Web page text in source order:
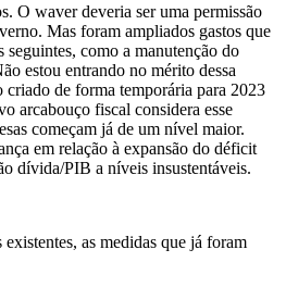
O waver deveria ser uma permissão
Mas foram ampliados gastos que
seguintes, como a manutenção do
estou entrando no mérito dessa
criado de forma temporária para 2023
arcabouço fiscal considera esse
começam já de um nível maior.
em relação à expansão do déficit
dívida/PIB a níveis insustentáveis.
as medidas que já foram